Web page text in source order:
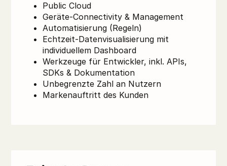
Public Cloud
Geräte-Connectivity & Management
Automatisierung (Regeln)
Echtzeit-Datenvisualisierung mit
individuellem Dashboard
Werkzeuge für Entwickler, inkl. APIs,
SDKs & Dokumentation
Unbegrenzte Zahl an Nutzern
Markenauftritt des Kunden